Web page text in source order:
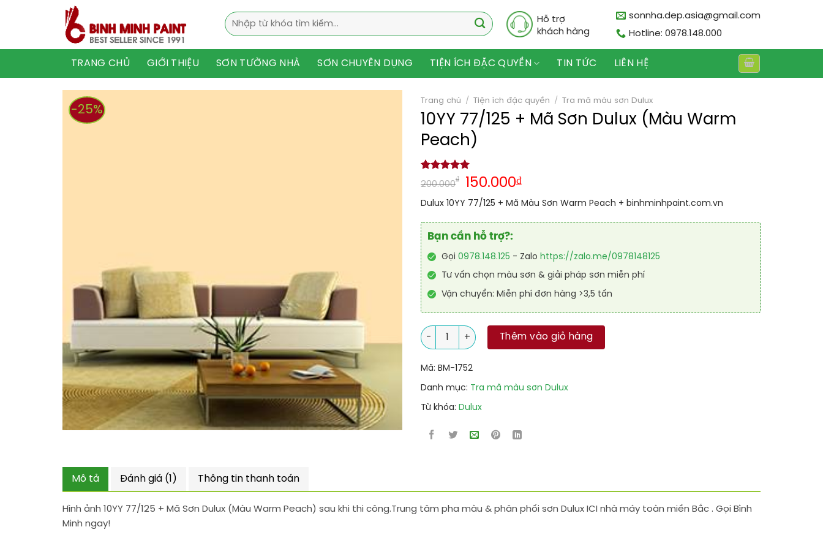
Tìm
kiếm:
Hỗ trợ
khách hàng
sonnha.dep.asia@gmail.com
Hotline: 0978.148.000
TRANG CHỦ GIỚI THIỆU SƠN TƯỜNG NHÀ SƠN CHUYÊN DỤNG TIỆN ÍCH ĐẶC QUYỀN TIN TỨC LIÊN HỆ
-25%
Trang chủ / Tiện ích đặc quyền / Tra mã màu sơn Dulux
10YY 77/125 + Mã Sơn Dulux (Màu Warm
Peach)
5.00 trên 5
dựa trên
1
đánh giá
200.000
₫ 150.000₫
Dulux 10YY 77/125 + Mã Màu Sơn Warm Peach + binhminhpaint.com.vn
Bạn cần hỗ trợ?:
Gọi 0978.148.125 - Zalo https://zalo.me/0978148125
Tư vấn chọn màu sơn & giải pháp sơn miễn phí
Vận chuyển: Miễn phí đơn hàng >3,5 tấn
10YY 77/125 + Mã Sơn Dulux (Màu Warm Peach) số lượng
Thêm vào giỏ hàng
Mã: BM-1752
Danh mục: Tra mã màu sơn Dulux
Từ khóa: Dulux
Mô tả Đánh giá (1) Thông tin thanh toán
Hình ảnh 10YY 77/125 + Mã Sơn Dulux (Màu Warm Peach) sau khi thi công.Trung tâm pha màu & phân phối sơn Dulux ICI nhà máy toàn miền Bắc . Gọi Bình
Minh ngay!